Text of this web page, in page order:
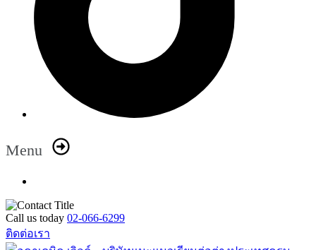
Menu
Call us today 02-066-6299
ติดต่อเรา